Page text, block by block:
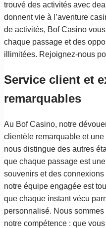
trouvé des activités avec
donnent vie à l’aventure
de activités, Bof Casino
chaque passage et des
illimitées. Rejoignez-nous
Service client et
remarquables
Au Bof Casino, notre
clientèle remarquable et
nous distingue des autres
que chaque passage est
souvenirs et des
notre équipe engagée est
que chaque instant vécu
personnalisé. Nous
notre compétence : que